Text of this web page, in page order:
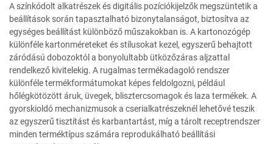
A színkódolt alkatrészek és digitális pozíciókijelzők megszüntetik a
beállítások során tapasztalható bizonytalanságot, biztosítva az
egységes beállítást különböző műszakokban is. A kartonozógép
különféle kartonméreteket és stílusokat kezel, egyszerű behajtott
záródású dobozoktól a bonyolultabb ütközőzáras aljzattal
rendelkező kivitelekig. A rugalmas termékadagoló rendszer
különféle termékformátumokat képes feldolgozni, például
hőlégkötözött áruk, üvegek, blisztercsomagok és laza termékek. A
gyorskioldó mechanizmusok a cserialkatrészeknél lehetővé teszik
az egyszerű tisztítást és karbantartást, míg a tárolt receptrendszer
minden terméktípus számára reprodukálható beállítási